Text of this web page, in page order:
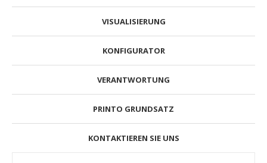
VISUALISIERUNG
KONFIGURATOR
VERANTWORTUNG
PRINTO GRUNDSATZ
KONTAKTIEREN SIE UNS